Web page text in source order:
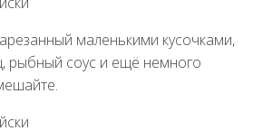
маленькими кусочками,
рыбный соус и ещё немного